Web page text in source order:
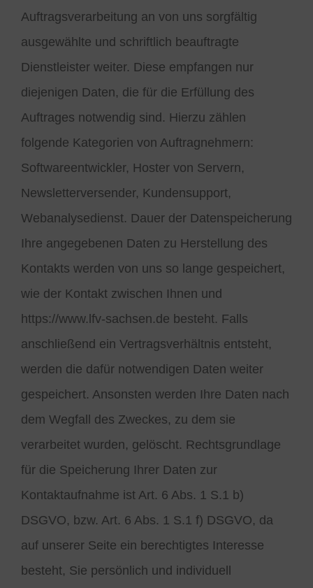
Auftragsverarbeitung an von uns sorgfältig
ausgewählte und schriftlich beauftragte
Dienstleister weiter. Diese empfangen nur
diejenigen Daten, die für die Erfüllung des
Auftrages notwendig sind. Hierzu zählen
folgende Kategorien von Auftragnehmern:
Softwareentwickler, Hoster von Servern,
Newsletterversender, Kundensupport,
Webanalysedienst. Dauer der Datenspeicherung
Ihre angegebenen Daten zu Herstellung des
Kontakts werden von uns so lange gespeichert,
wie der Kontakt zwischen Ihnen und
https://www.lfv-sachsen.de besteht. Falls
anschließend ein Vertragsverhältnis entsteht,
werden die dafür notwendigen Daten weiter
gespeichert. Ansonsten werden Ihre Daten nach
dem Wegfall des Zweckes, zu dem sie
verarbeitet wurden, gelöscht. Rechtsgrundlage
für die Speicherung Ihrer Daten zur
Kontaktaufnahme ist Art. 6 Abs. 1 S.1 b)
DSGVO, bzw. Art. 6 Abs. 1 S.1 f) DSGVO, da
auf unserer Seite ein berechtigtes Interesse
besteht, Sie persönlich und individuell